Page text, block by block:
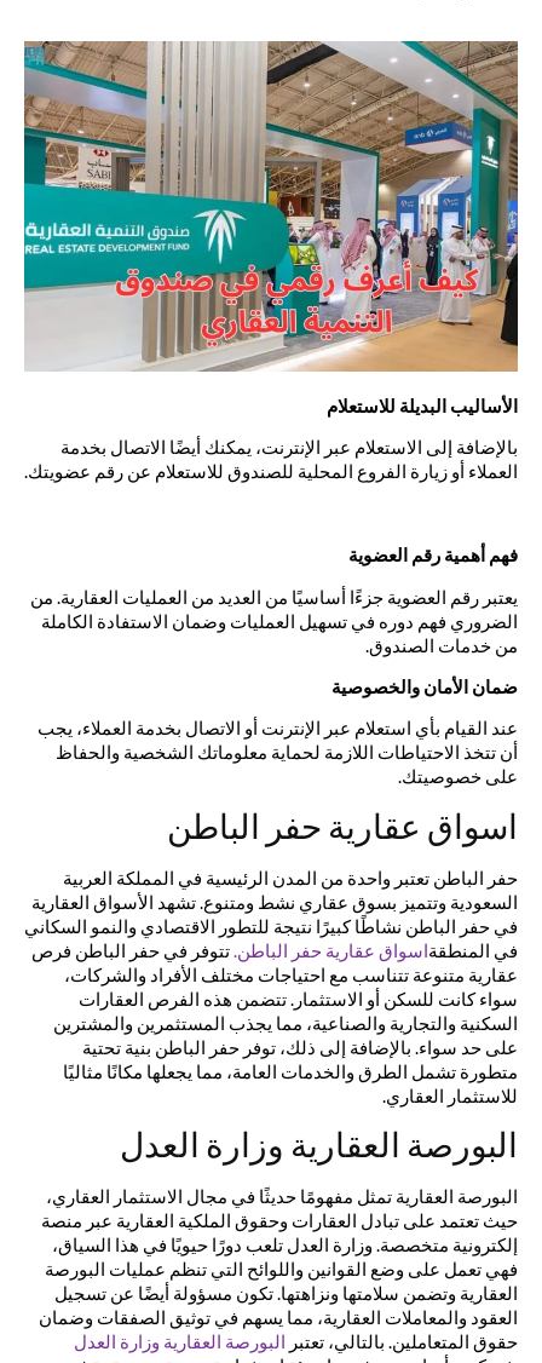
الأساليب البديلة للاستعلام
بالإضافة إلى الاستعلام عبر الإنترنت، يمكنك أيضًا الاتصال بخدمة
العملاء أو زيارة الفروع المحلية للصندوق للاستعلام عن رقم عضويتك.
فهم أهمية رقم العضوية
يعتبر رقم العضوية جزءًا أساسيًا من العديد من العمليات العقارية. من
الضروري فهم دوره في تسهيل العمليات وضمان الاستفادة الكاملة
من خدمات الصندوق.
ضمان الأمان والخصوصية
عند القيام بأي استعلام عبر الإنترنت أو الاتصال بخدمة العملاء، يجب
أن تتخذ الاحتياطات اللازمة لحماية معلوماتك الشخصية والحفاظ
على خصوصيتك.
اسواق عقارية حفر الباطن
حفر الباطن تعتبر واحدة من المدن الرئيسية في المملكة العربية
السعودية وتتميز بسوق عقاري نشط ومتنوع. تشهد الأسواق العقارية
في حفر الباطن نشاطًا كبيرًا نتيجة للتطور الاقتصادي والنمو السكاني
في المنطقةاسواق عقارية حفر الباطن.تتوفر في حفر الباطن فرص
عقارية متنوعة تتناسب مع احتياجات مختلف الأفراد والشركات،
سواء كانت للسكن أو الاستثمار. تتضمن هذه الفرص العقارات
السكنية والتجارية والصناعية، مما يجذب المستثمرين والمشترين
على حد سواء. بالإضافة إلى ذلك، توفر حفر الباطن بنية تحتية
متطورة تشمل الطرق والخدمات العامة، مما يجعلها مكانًا مثاليًا
للاستثمار العقاري.
البورصة العقارية وزارة العدل
البورصة العقارية تمثل مفهومًا حديثًا في مجال الاستثمار العقاري،
حيث تعتمد على تبادل العقارات وحقوق الملكية العقارية عبر منصة
إلكترونية متخصصة. وزارة العدل تلعب دورًا حيويًا في هذا السياق،
فهي تعمل على وضع القوانين واللوائح التي تنظم عمليات البورصة
العقارية وتضمن سلامتها ونزاهتها. تكون مسؤولة أيضًا عن تسجيل
العقود والمعاملات العقارية، مما يسهم في توثيق الصفقات وضمان
حقوق المتعاملين. بالتالي، تعتبر البورصة العقارية وزارة العدل